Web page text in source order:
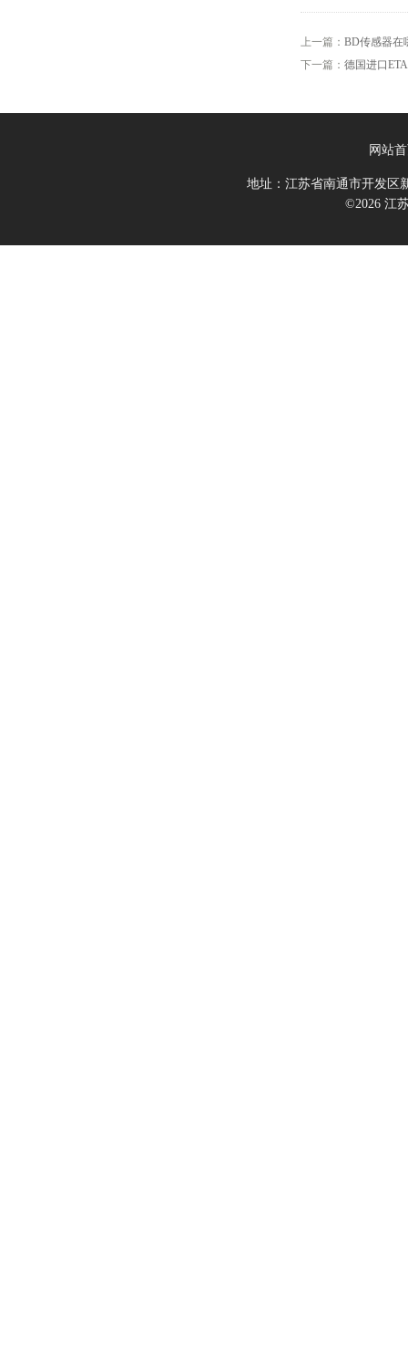
上一篇： BD传感器在
下一篇： 德国进口
网站
地址：江苏省南通市开发区
©2026 江